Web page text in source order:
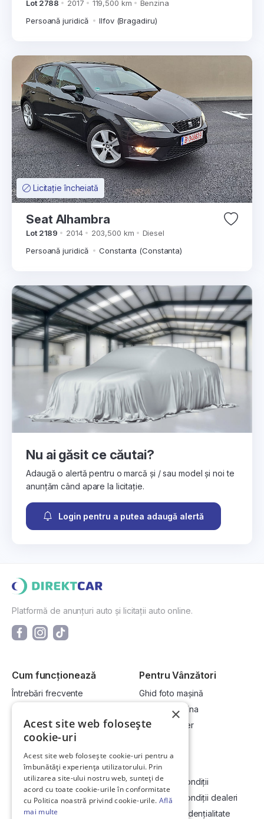
Lot 2788 2017 119,500 km
Benzina
Persoană juridică
Ilfov (Bragadiru)
Licitație încheiată
Seat Alhambra
Lot 2189 2014 203,500 km
Diesel
Persoană juridică
Constanta (Constanta)
Nu ai găsit ce căutai?
Adaugă o alertă pentru o marcă și / sau model și noi te
anunțăm când apare la licitație.
Login pentru a putea adaugă alertă
Platformă de anunțuri auto și licitații auto online.
Cum funcționează
Întrebări frecvente
Cum vând la licitație?
Pentru Vânzători
Ghid foto mașină
Vinde-ți mașina
Devino dealer
Link-uri utile
Informații utile vizionare
Contact
Soluționarea Online a litigiilor
Compania
Termeni și condiții
Termeni și condiții dealeri
Politică confidențialitate
×
Acest site web folosește
cookie-uri
Acest site web folosește cookie-uri pentru a
îmbunătăți experiența utilizatorului. Prin
utilizarea site-ului nostru web, sunteți de
acord cu toate cookie-urile în conformitate
cu Politica noastră privind cookie-urile. Află
mai multe